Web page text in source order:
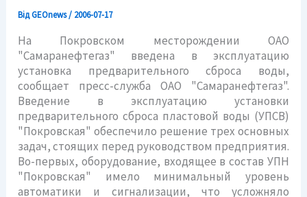
ВідGEOnews/ 2006-07-17
На Покровском месторождении ОАО
"Самаранефтегаз" введена в эксплуатацию
установка предварительного сброса воды,
сообщает пресс-служба ОАО "Самаранефтегаз".
Введение в эксплуатацию установки
предварительного сброса пластовой воды (УПСВ)
"Покровская" обеспечило решение трех основных
задач, стоящих перед руководством предприятия.
Во-первых, оборудование, входящее в состав УПН
"Покровская" имело минимальный уровень
автоматики и сигнализации, что усложняло